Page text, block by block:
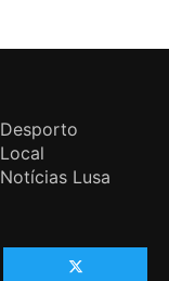
Desporto
Local
Notícias Lusa